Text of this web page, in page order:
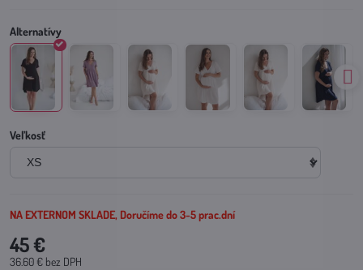
Veľkosť
NA EXTERNOM SKLADE, Doručíme do 3-5 prac.dní
45 €
36.60 € bez DPH